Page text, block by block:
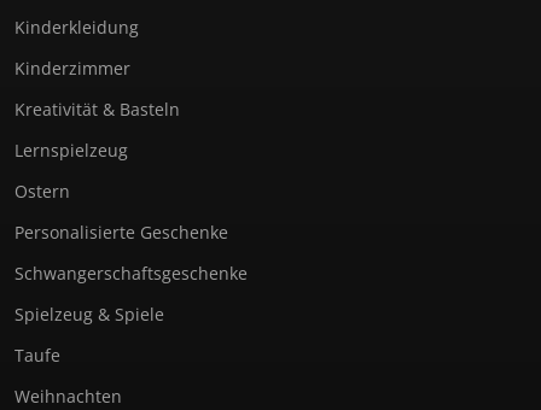
Kinderkleidung
Kinderzimmer
Kreativität & Basteln
Lernspielzeug
Ostern
Personalisierte Geschenke
Schwangerschaftsgeschenke
Spielzeug & Spiele
Taufe
Weihnachten